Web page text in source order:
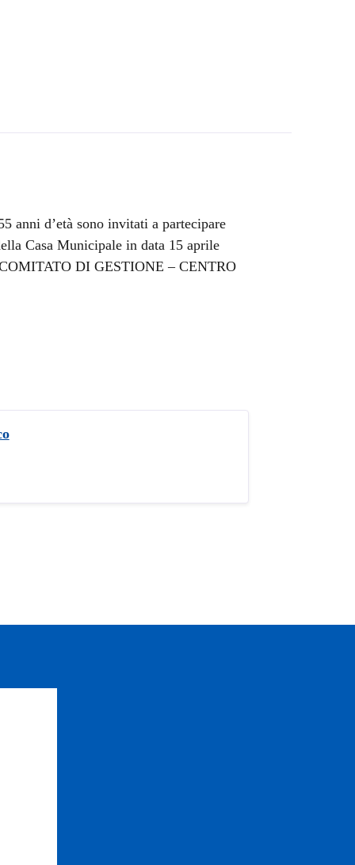
anni d’età sono invitati a partecipare
Casa Municipale in data 15 aprile
DI GESTIONE – CENTRO